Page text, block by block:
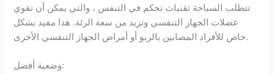
تتطلب السباحة تقنيات تحكم في التنفس ، والتي يمكن أن تقوي
عضلات الجهاز التنفسي وتزيد من سعة الرئة. هذا مفيد بشكل
خاص للأفراد المصابين بالربو أو أمراض الجهاز التنفسي الأخرى.
وضعية أفضل: